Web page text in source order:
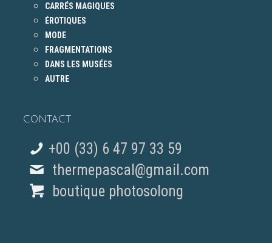
CARRÉS MAGIQUES
ÉROTIQUES
MODE
FRAGMENTATIONS
DANS LES MUSÉES
AUTRE
CONTACT
+00 (33) 6 47 97 33 59
thermepascal@gmail.com
boutique photosolong